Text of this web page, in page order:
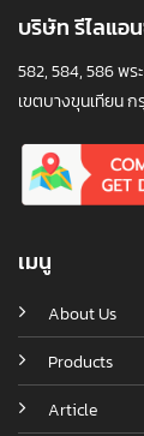
เมนู
About Us
Products
Article
บริษัท รีไลแอ
582, 584, 586 พร
เขตบางขุนเทียน ก